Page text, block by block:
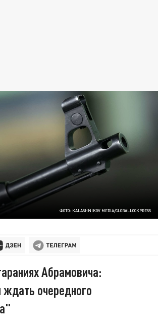
ФОТО: KALASHNIKOV MEDIA/GLOBALLOOKPRESS
Абрамовича:
очередного